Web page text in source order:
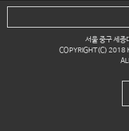
서울 중구 세
COPYRIGHT(C) 2018